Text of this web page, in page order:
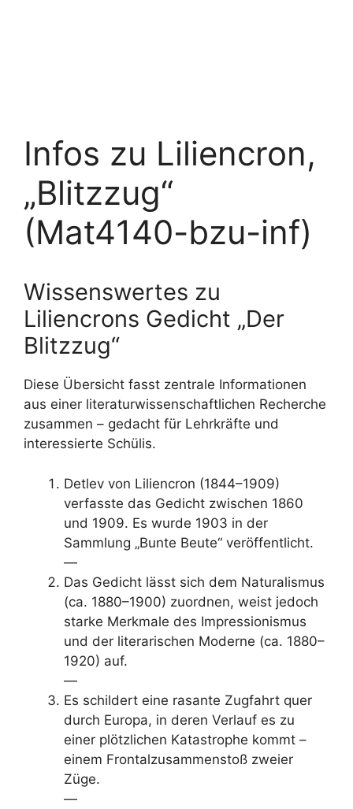
Infos zu Liliencron,
„Blitzzug“
(Mat4140-bzu-inf)
Wissenswertes zu
Liliencrons Gedicht „Der
Blitzzug“
Diese Übersicht fasst zentrale Informationen
aus einer literaturwissenschaftlichen Recherche
zusammen – gedacht für Lehrkräfte und
interessierte Schülis.
Detlev von Liliencron (1844–1909)
verfasste das Gedicht zwischen 1860
und 1909. Es wurde 1903 in der
Sammlung „Bunte Beute“ veröffentlicht.
—
Das Gedicht lässt sich dem Naturalismus
(ca. 1880–1900) zuordnen, weist jedoch
starke Merkmale des Impressionismus
und der literarischen Moderne (ca. 1880–
1920) auf.
—
Es schildert eine rasante Zugfahrt quer
durch Europa, in deren Verlauf es zu
einer plötzlichen Katastrophe kommt –
einem Frontalzusammenstoß zweier
Züge.
—